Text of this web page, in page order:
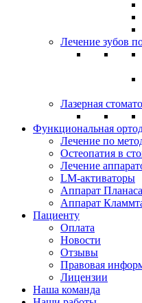
Лечение зубов
Лазерная
Функциональная
Лечение по
Остеопатия в
Лечение
LM-активаторы
Аппарат Планаса
Аппарат
Пациенту
Оплата
Новости
Отзывы
Правовая
Лицензии
Наша команда